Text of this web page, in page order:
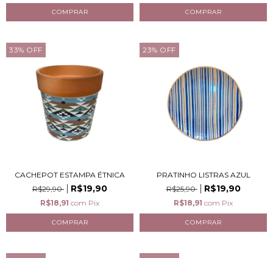
33% OFF
CACHEPOT ESTAMPA ÉTNICA
R$29,90
R$19,90
R$18,91 com Pix
23% OFF
PRATINHO LISTRAS AZUL
R$25,90
R$19,90
R$18,91 com Pix